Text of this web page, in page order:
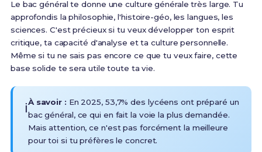
Le bac général te donne une culture générale très large. Tu
approfondis la philosophie, l'histoire-géo, les langues, les
sciences. C'est précieux si tu veux développer ton esprit
critique, ta capacité d'analyse et ta culture personnelle.
Même si tu ne sais pas encore ce que tu veux faire, cette
base solide te sera utile toute ta vie.
ℹ️À savoir : En 2025, 53,7% des lycéens ont préparé un
bac général, ce qui en fait la voie la plus demandée.
Mais attention, ce n'est pas forcément la meilleure
pour toi si tu préfères le concret.